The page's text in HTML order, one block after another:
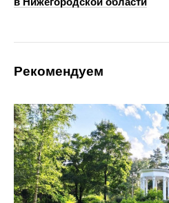
Рекомендуем